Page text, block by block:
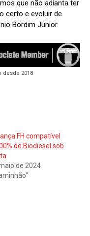
que não adianta ter
certo e evoluir de
Bordim Junior.
desde 2018
FH compatível
de Biodiesel sob
de 2024